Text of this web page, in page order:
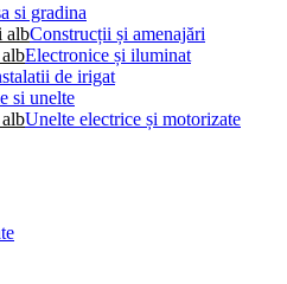
si gradina
Construcții și amenajări
Electronice și iluminat
de irigat
si unelte
Unelte electrice și motorizate